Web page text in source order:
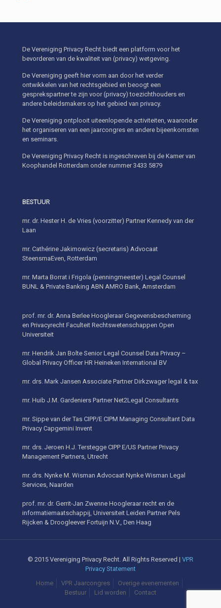
De Vereniging Privacy Recht biedt een platform voor het
bevorderen van de kwaliteit van (privacy) wetgeving.
De Vereniging geeft hier vorm aan door het verder
ontwikkelen van het rechtsgebied en beoogt een
gesprekspartner te zijn voor (privacy) toezichthouders en
andere beleidsmakers op het gebied van privacy.
De Vereniging ontplooit uiteenlopende activiteiten, waaronder
het organiseren van een jaarcongres en andere bijeenkomsten
en seminars.
De Vereniging Privacy Recht is ingeschreven bij de Kamer van
Koophandel Rotterdam onder nummer 3433 5879
BESTUUR
mr. dr. Hester H. de Vries (voorzitter) Partner Kennedy van der
Laan
mr. Cathérine Jakimowicz (secretaris) Advocaat
SteensmaEven, Rotterdam
mr. Marta Borrat i Frigola (penningmeester) Legal Counsel
BUNL & Private Banking ABN AMRO Bank, Amsterdam
prof. mr. dr. Anna Berlee Hoogleraar Gegevensbescherming
en Privacyrecht Faculteit Rechtswetenschappen Open
Universiteit
mr. Hendrik Jan Bolte Senior Legal Counsel Data Privacy –
Global Privacy Officer HR Heineken International BV
mr. drs. Mark Jansen Associate Partner Dirkzwager legal & tax
mr. Huib J.M. Gardeniers Partner Net2Legal Consultants
mr. Sippe van der Tas CIPP/E CIPM Managing Consultant Data
Privacy Capgemini Invent
mr. drs. Jeroen H.J. Terstegge CIPP E/US Partner Privacy
Management Partners, Utrecht
mr. drs. Nynke M. Wisman Advocaat Nynke Wisman Legal
Services, Naarden
prof. mr. dr. Gerrit-Jan Zwenne Hoogleraar recht en de
informatiemaatschappij, Universiteit Leiden Partner Pels
Rijcken & Droogleever Fortuijn N.V., Den Haag
© 2015 Vereniging Privacy Recht. All Rights Reserved | VPR
Privacy Statement
Home
VPR Jaarcongres
Overige evenementen
Bestuur
Lid worden Contact